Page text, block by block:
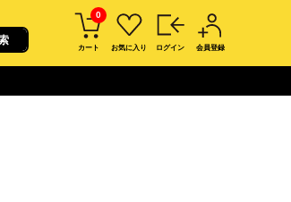
0
カート お気に入り ログイン 会員登録